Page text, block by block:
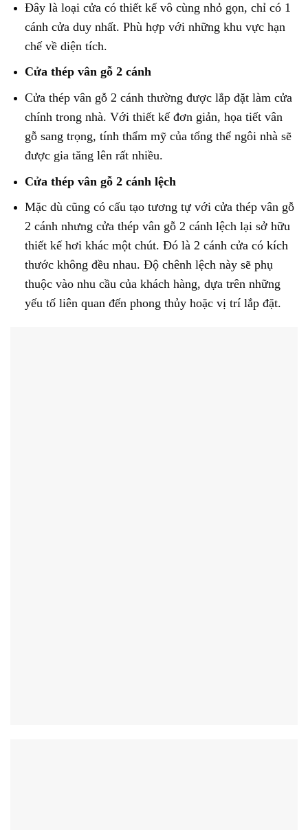
Đây là loại cửa có thiết kế vô cùng nhỏ gọn, chỉ có 1
cánh cửa duy nhất. Phù hợp với những khu vực hạn
chế về diện tích.
Cửa thép vân gỗ 2 cánh
Cửa thép vân gỗ 2 cánh thường được lắp đặt làm cửa
chính trong nhà. Với thiết kế đơn giản, họa tiết vân
gỗ sang trọng, tính thẩm mỹ của tổng thể ngôi nhà sẽ
được gia tăng lên rất nhiều.
Cửa thép vân gỗ 2 cánh lệch
Mặc dù cũng có cấu tạo tương tự với cửa thép vân gỗ
2 cánh nhưng cửa thép vân gỗ 2 cánh lệch lại sở hữu
thiết kế hơi khác một chút. Đó là 2 cánh cửa có kích
thước không đều nhau. Độ chênh lệch này sẽ phụ
thuộc vào nhu cầu của khách hàng, dựa trên những
yếu tố liên quan đến phong thủy hoặc vị trí lắp đặt.